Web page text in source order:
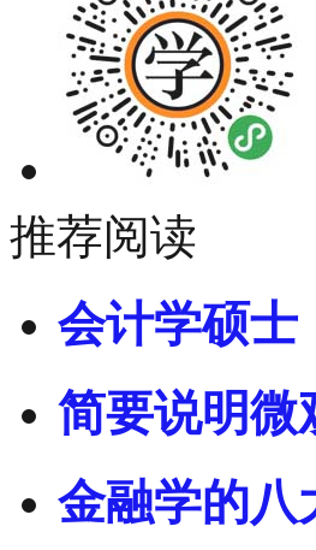
推荐阅读
会计学硕士
简要说明微
金融学的八